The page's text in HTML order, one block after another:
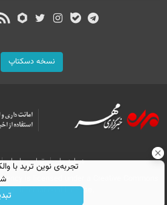
نسخه دسکتاپ
درباره ما تماس با ما
is licensed under a Creative Commons
4.0 International License.
تجربه‌ی نوین ترید با